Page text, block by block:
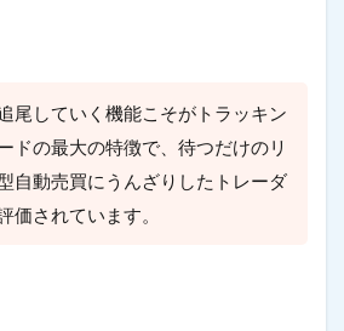
尾していく機能こそがトラッキン
ドの最大の特徴で、待つだけのリ
自動売買にうんざりしたトレーダ
価されています。